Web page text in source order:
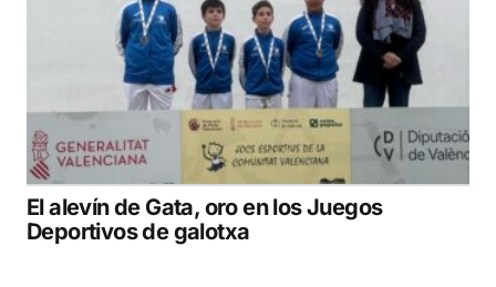
El alevín de Gata, oro en los Juegos
Deportivos de galotxa